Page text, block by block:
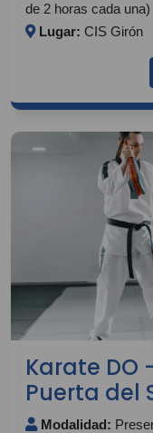
de 2 horas cada una)
Lugar: CIS Girón
Karate DO
Puerta del
Modalidad: